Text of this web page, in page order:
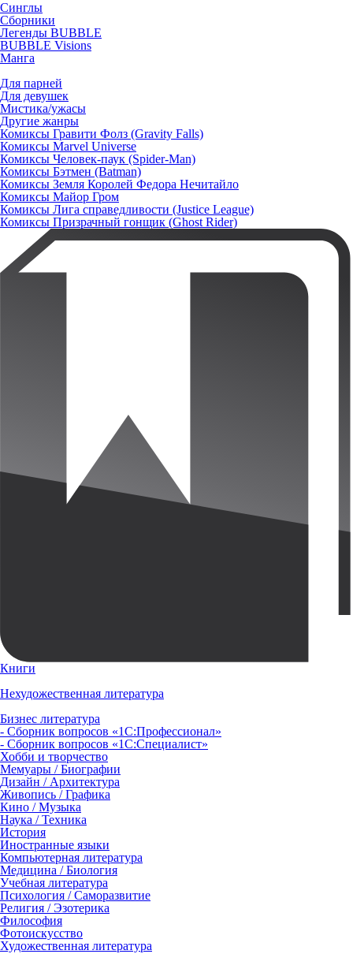
Синглы
Сборники
Легенды BUBBLE
BUBBLE Visions
Манга
Для парней
Для девушек
Мистика/ужасы
Другие жанры
Комиксы Гравити Фолз (Gravity Falls)
Комиксы Marvel Universe
Комиксы Человек-паук (Spider-Man)
Комиксы Бэтмен (Batman)
Комиксы Земля Королей Федора Нечитайло
Комиксы Майор Гром
Комиксы Лига справедливости (Justice League)
Комиксы Призрачный гонщик (Ghost Rider)
Книги
Нехудожественная литература
Бизнес литература
- Сборник вопросов «1С:Профессионал»
- Сборник вопросов «1С:Специалист»
Хобби и творчество
Мемуары / Биографии
Дизайн / Архитектура
Живопись / Графика
Кино / Музыка
Наука / Техника
История
Иностранные языки
Компьютерная литература
Медицина / Биология
Учебная литература
Психология / Саморазвитие
Религия / Эзотерика
Философия
Фотоискусство
Художественная литература